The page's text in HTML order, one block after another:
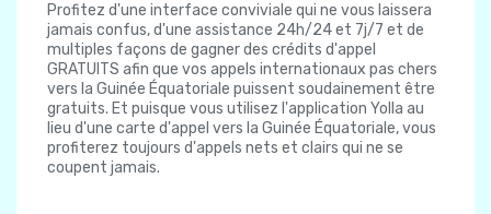
Profitez d'une interface conviviale qui ne vous laissera
jamais confus, d'une assistance 24h/24 et 7j/7 et de
multiples façons de gagner des crédits d'appel
GRATUITS afin que vos appels internationaux pas chers
vers la Guinée Équatoriale puissent soudainement être
gratuits. Et puisque vous utilisez l'application Yolla au
lieu d'une carte d'appel vers la Guinée Équatoriale, vous
profiterez toujours d'appels nets et clairs qui ne se
coupent jamais.